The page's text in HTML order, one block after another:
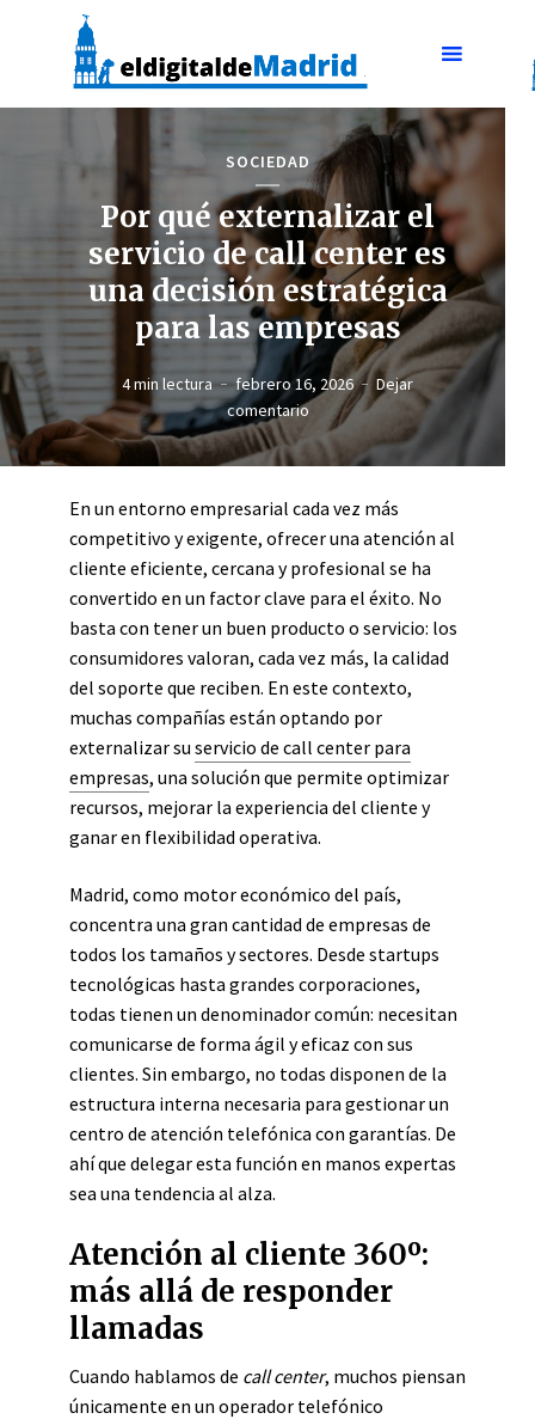
SOCIEDAD
Por qué externalizar el
servicio de call center es
una decisión estratégica
para las empresas
4 min lectura febrero 16, 2026
Dejar
comentario
En un entorno empresarial cada vez más
competitivo y exigente, ofrecer una atención al
cliente eficiente, cercana y profesional se ha
convertido en un factor clave para el éxito. No
basta con tener un buen producto o servicio: los
consumidores valoran, cada vez más, la calidad
del soporte que reciben. En este contexto,
muchas compañías están optando por
externalizar su servicio de call center para
empresas, una solución que permite optimizar
recursos, mejorar la experiencia del cliente y
ganar en flexibilidad operativa.
Madrid, como motor económico del país,
concentra una gran cantidad de empresas de
todos los tamaños y sectores. Desde startups
tecnológicas hasta grandes corporaciones,
todas tienen un denominador común: necesitan
comunicarse de forma ágil y eficaz con sus
clientes. Sin embargo, no todas disponen de la
estructura interna necesaria para gestionar un
centro de atención telefónica con garantías. De
ahí que delegar esta función en manos expertas
sea una tendencia al alza.
Atención al cliente 360º:
más allá de responder
llamadas
Cuando hablamos de call center, muchos piensan
únicamente en un operador telefónico